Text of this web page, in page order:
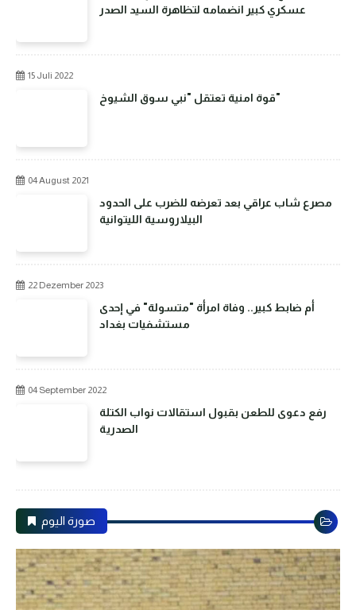
عسكري كبير انضمامه لتظاهرة السيد الصدر
15 Juli 2022
قوة امنية تعتقل "نبي سوق الشيوخ"
04 August 2021
مصرع شاب عراقي بعد تعرضه للضرب على الحدود
البيلاروسية الليتوانية
22 Dezember 2023
أم ضابط كبير.. وفاة امرأة "متسولة" في إحدى
مستشفيات بغداد
04 September 2022
رفع دعوى للطعن بقبول استقالات نواب الكتلة
الصدرية
صورة اليوم